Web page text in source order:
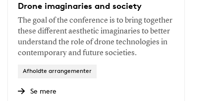
Drone imaginaries and society
The goal of the conference is to bring together
these different aesthetic imaginaries to better
understand the role of drone technologies in
contemporary and future societies.
Afholdte arrangementer
Se mere